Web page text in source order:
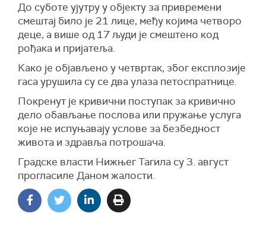
До суботе ујутру у објекту за привремени
смештај било је 21 лице, међу којима четворо
деце, а више од 17 људи је смештено код
рођака и пријатеља.
Како је објављено у четвртак, због експлозије
гаса урушила су се два улаза петоспратнице.
Покренут је кривични поступак за кривично
дело обављање послова или пружање услуга
које не испуњавају услове за безбедност
живота и здравља потрошача.
Градске власти Нижњег Тагила су 3. август
прогласиле Даном жалости.